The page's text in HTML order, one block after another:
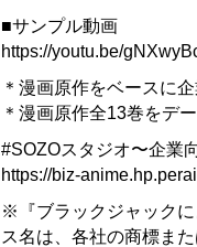
■サンプル動画
https://youtu.be/
＊漫画原作をベースに
＊漫画原作全13巻をデ
#SOZOスタジオ〜企業
https://biz-
※『ブラックジャック
ス名は、各社の商標ま